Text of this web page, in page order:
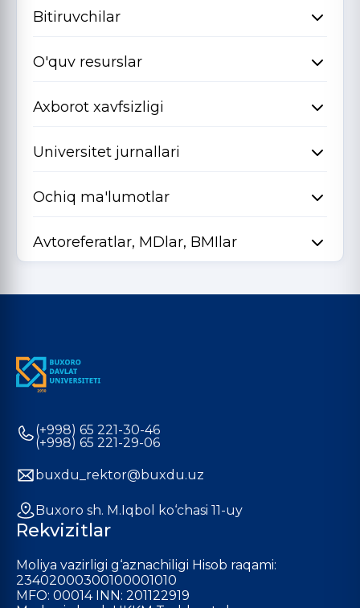
Bitiruvchilar
O'quv resurslar
Axborot xavfsizligi
Universitet jurnallari
Ochiq ma'lumotlar
Avtoreferatlar, MDlar, BMIlar
(+998) 65 221-30-46
(+998) 65 221-29-06
buxdu_rektor@buxdu.uz
Buxoro sh. M.Iqbol ko‘chasi 11-uy
Rekvizitlar
Moliya vazirligi g‘aznachiligi Hisob raqami:
23402000300100001010
MFO: 00014 INN: 201122919